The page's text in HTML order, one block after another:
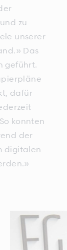
zu
unserer
Das
geführt.
dafür
konnten
der
digitalen